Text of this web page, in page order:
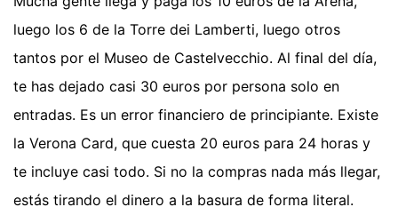
luego los 6 de la Torre dei Lamberti, luego otros
tantos por el Museo de Castelvecchio. Al final del día,
te has dejado casi 30 euros por persona solo en
entradas. Es un error financiero de principiante. Existe
la Verona Card, que cuesta 20 euros para 24 horas y
te incluye casi todo. Si no la compras nada más llegar,
estás tirando el dinero a la basura de forma literal.